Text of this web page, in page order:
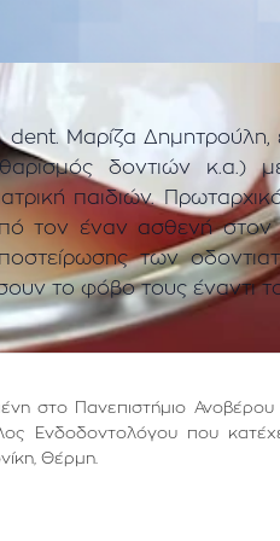
Μαρίζα Δημητρούλη,
δοντιών κ.α.)
παιδιών.
τον έναν ασθενή
των
το φόβο τους έναντι
στο Πανεπιστήμιο
Ενδοδοντολόγου που
Θέρμη.